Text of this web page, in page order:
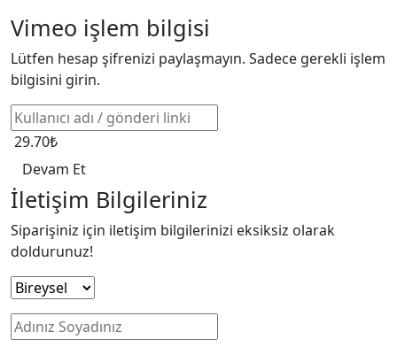
Vimeo işlem bilgisi
Lütfen hesap şifrenizi paylaşmayın. Sadece gerekli işlem
bilgisini girin.
29.70₺
Devam Et
İletişim Bilgileriniz
Siparişiniz için iletişim bilgilerinizi eksiksiz olarak
doldurunuz!